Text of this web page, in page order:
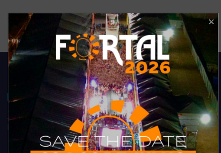
Arquivo de enquete
Acompanhe todas as novidades do entretenimento na região de
Fortaleza. Dicas, promoções, coberturas exclusivas e muito mais.